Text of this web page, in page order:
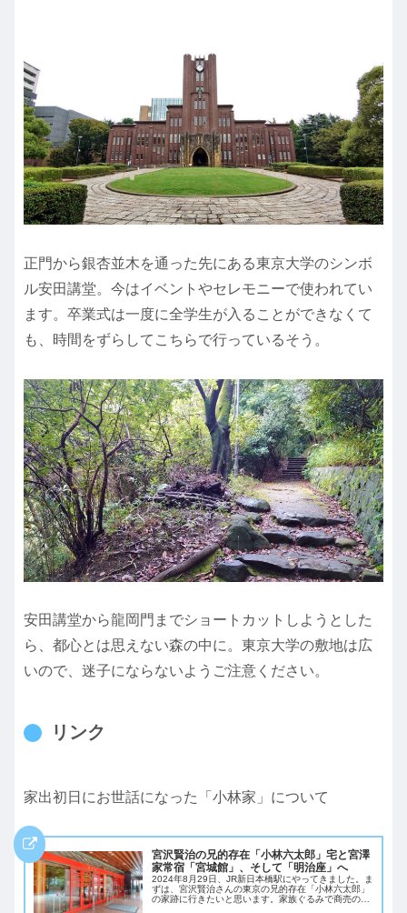
正門から銀杏並木を通った先にある東京大学のシンボ
ル安田講堂。今はイベントやセレモニーで使われてい
ます。卒業式は一度に全学生が入ることができなくて
も、時間をずらしてこちらで行っているそう。
安田講堂から龍岡門までショートカットしようとした
ら、都心とは思えない森の中に。東京大学の敷地は広
いので、迷子にならないようご注意ください。
リンク
家出初日にお世話になった「小林家」について
宮沢賢治の兄的存在「小林六太郎」宅と宮澤
家常宿「宮城館」、そして「明治座」へ
2024年8月29日、JR新日本橋駅にやってきました。ま
ずは、宮沢賢治さんの東京の兄的存在「小林六太郎」
の家跡に行きたいと思います。家族ぐるみで商売の付